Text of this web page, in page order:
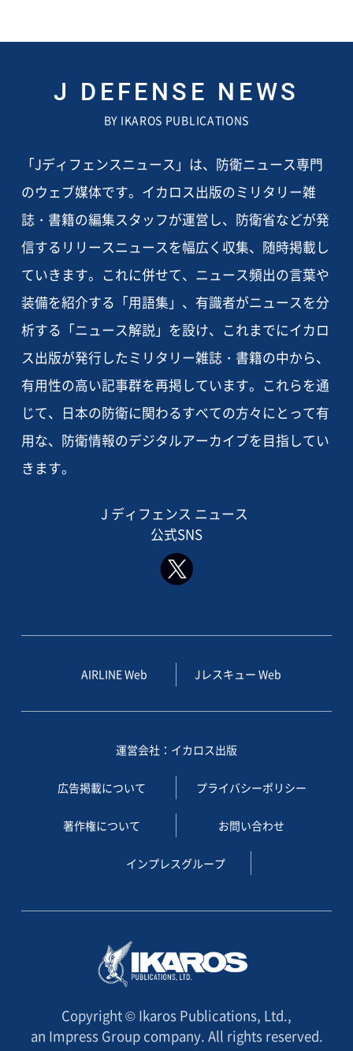
J DEFENSE NEWS
BY IKAROS PUBLICATIONS
「Jディフェンスニュース」は、防衛ニュース専門
のウェブ媒体です。イカロス出版のミリタリー雑
誌・書籍の編集スタッフが運営し、防衛省などが発
信するリリースニュースを幅広く収集、随時掲載し
ていきます。これに併せて、ニュース頻出の言葉や
装備を紹介する「用語集」、有識者がニュースを分
析する「ニュース解説」を設け、これまでにイカロ
ス出版が発行したミリタリー雑誌・書籍の中から、
有用性の高い記事群を再掲しています。これらを通
じて、日本の防衛に関わるすべての方々にとって有
用な、防衛情報のデジタルアーカイブを目指してい
きます。
J ディフェンス ニュース
公式SNS
AIRLINE Web Jレスキュー Web
運営会社：イカロス出版
広告掲載について プライバシーポリシー
著作権について お問い合わせ
インプレスグループ
Copyright © Ikaros Publications, Ltd.,
an Impress Group company. All rights reserved.